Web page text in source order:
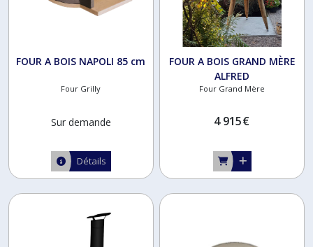
FOUR A BOIS NAPOLI 85 cm
Four Grilly
Sur demande
Détails
FOUR A BOIS GRAND MÈRE
ALFRED
Four Grand Mère
4 915€